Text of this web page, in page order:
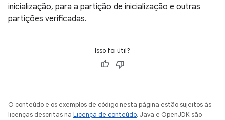
inicialização, para a partição de inicialização e outras
partições verificadas.
Isso foi útil?
O conteúdo e os exemplos de código nesta página estão sujeitos às
licenças descritas na Licença de conteúdo. Java e OpenJDK são